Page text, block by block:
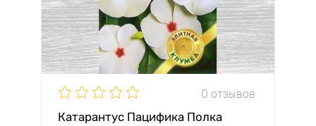
0 отзывов
Катарантус Пацифика Полка